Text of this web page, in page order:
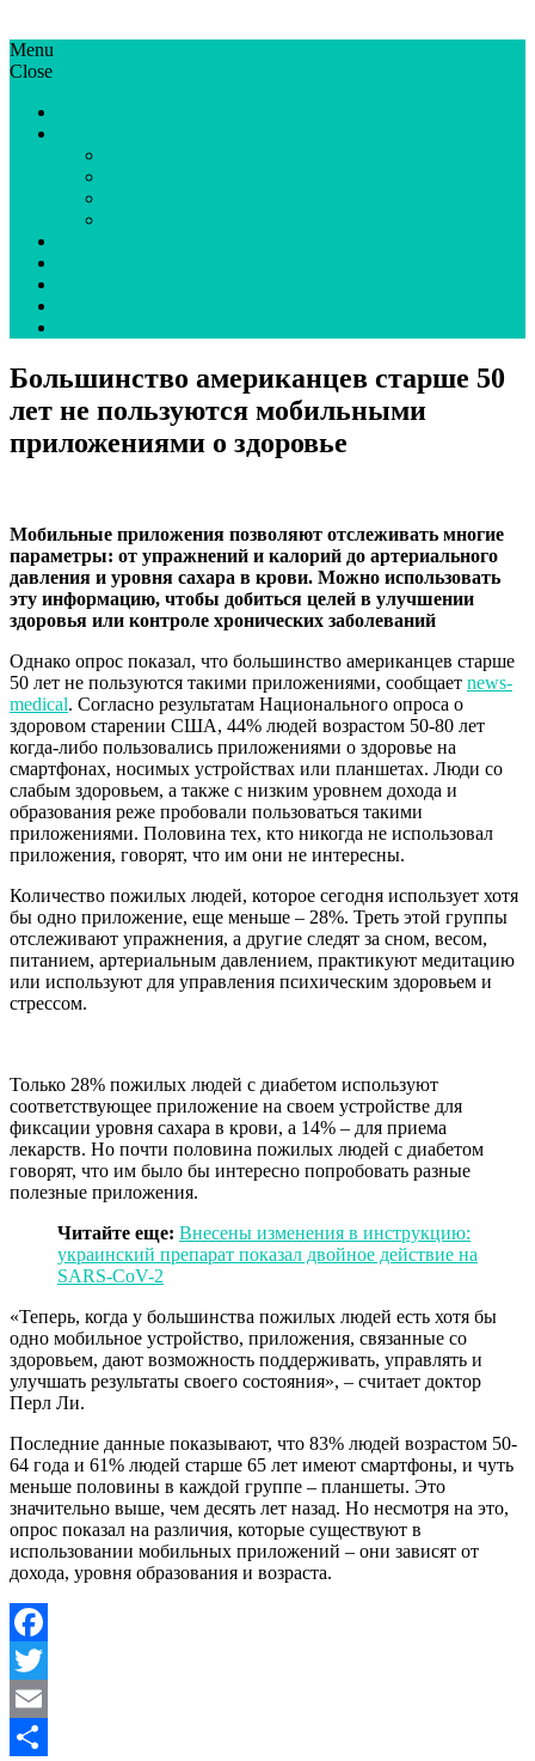
ГрипЮА: симптоми і лікування | Все про грип в Україні
Все про грип в Україні та Києві, профілактика грипу.
Menu
Close
Большинство американцев старше 50
лет не пользуются мобильными
приложениями о здоровье
Мобильные приложения позволяют отслеживать многие
параметры: от упражнений и калорий до артериального
давления и уровня сахара в крови. Можно использовать
эту информацию, чтобы добиться целей в улучшении
здоровья или контроле хронических заболеваний
Однако опрос показал, что большинство американцев старше
50 лет не пользуются такими приложениями, сообщает news-
medical. Согласно результатам Национального опроса о
здоровом старении США, 44% людей возрастом 50-80 лет
когда-либо пользовались приложениями о здоровье на
смартфонах, носимых устройствах или планшетах. Люди со
слабым здоровьем, а также с низким уровнем дохода и
образования реже пробовали пользоваться такими
приложениями. Половина тех, кто никогда не использовал
приложения, говорят, что им они не интересны.
Количество пожилых людей, которое сегодня использует хотя
бы одно приложение, еще меньше – 28%. Треть этой группы
отслеживают упражнения, а другие следят за сном, весом,
питанием, артериальным давлением, практикуют медитацию
или используют для управления психическим здоровьем и
стрессом.
Только 28% пожилых людей с диабетом используют
соответствующее приложение на своем устройстве для
фиксации уровня сахара в крови, а 14% – для приема
лекарств. Но почти половина пожилых людей с диабетом
говорят, что им было бы интересно попробовать разные
полезные приложения.
Читайте еще: Внесены изменения в инструкцию:
украинский препарат показал двойное действие на
SARS-CoV-2
«Теперь, когда у большинства пожилых людей есть хотя бы
одно мобильное устройство, приложения, связанные со
здоровьем, дают возможность поддерживать, управлять и
улучшать результаты своего состояния», – считает доктор
Перл Ли.
Последние данные показывают, что 83% людей возрастом 50-
64 года и 61% людей старше 65 лет имеют смартфоны, и чуть
меньше половины в каждой группе – планшеты. Это
значительно выше, чем десять лет назад. Но несмотря на это,
опрос показал на различия, которые существуют в
использовании мобильных приложений – они зависят от
дохода, уровня образования и возраста.
Facebook
Twitter
Email